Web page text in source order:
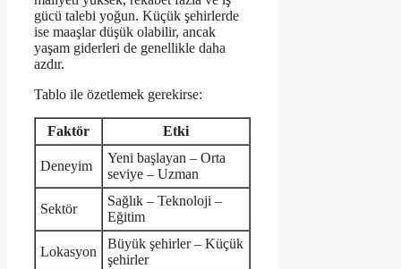
gücü talebi yoğun. Küçük şehirlerde
ise maaşlar düşük olabilir, ancak
yaşam giderleri de genellikle daha
azdır.
Tablo ile özetlemek gerekirse:
Faktör Etki
Deneyim
Yeni başlayan – Orta
seviye – Uzman
Sektör
Sağlık – Teknoloji –
Eğitim
Lokasyon
Büyük şehirler – Küçük
şehirler